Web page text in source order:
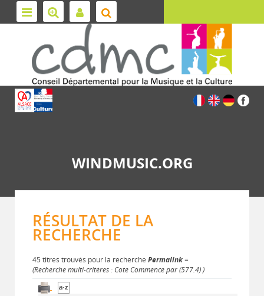
WINDMUSIC.ORG
RÉSULTAT DE LA
RECHERCHE
45 titres trouvés pour la recherche Permalink=
(Recherche multi-critères : Cote Commence par (577.4) )